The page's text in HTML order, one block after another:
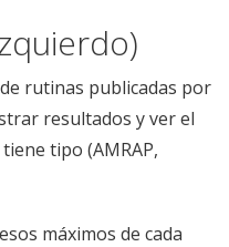
rutinas publicadas por
resultados y ver el
tipo (AMRAP,
máximos de cada